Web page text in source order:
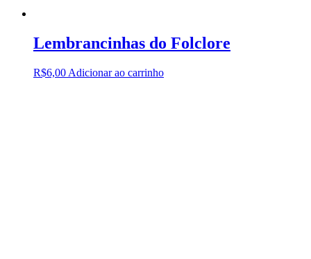
Lembrancinhas do Folclore
R$6,00 Adicionar ao carrinho